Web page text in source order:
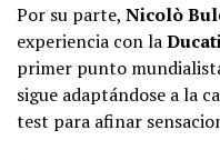
Por su parte, Nicolò
experiencia con la
primer punto
sigue adaptándose a la
test para afinar